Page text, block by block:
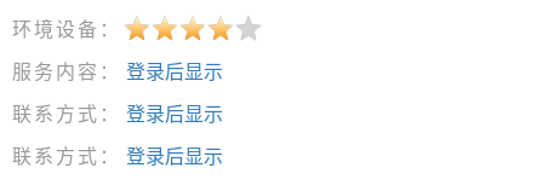
环境设备：
服务内容：
登录后显示
联系方式：
登录后显示
联系方式：
登录后显示